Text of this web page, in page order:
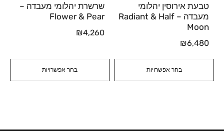
בחר אפשרויות
טבעת אירוסין יהלומי
מעבדה – Radiant & Half
Moon
₪6,480
בחר אפשרויות
שרשרת יהלומי מעבדה –
Flower & Pear
₪4,260